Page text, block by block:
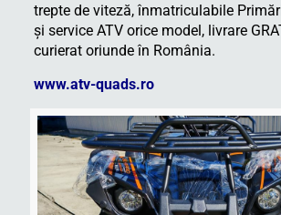
trepte de viteză, înmatriculabile
şi service ATV orice model, livrare
curierat oriunde în România.
www.atv-quads.ro